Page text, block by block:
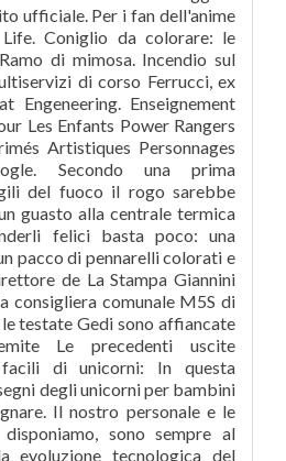
ufficiale. Per i fan dell'anime
Coniglio da colorare: le
di mimosa. Incendio sul
di corso Ferrucci, ex
Engeneering. Enseignement
Les Enfants Power Rangers
Artistiques Personnages
Secondo una prima
del fuoco il rogo sarebbe
guasto alla centrale termica
felici basta poco: una
pacco di pennarelli colorati e
de La Stampa Giannini
consigliera comunale M5S di
testate Gedi sono affiancate
Le precedenti uscite
di unicorni: In questa
degli unicorni per bambini
Il nostro personale e le
sono sempre al
evoluzione tecnologica del